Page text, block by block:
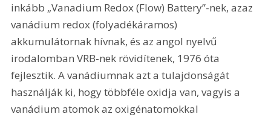
inkább „Vanadium Redox (Flow) Battery”-nek, azaz
vanádium redox (folyadékáramos)
akkumulátornak hívnak, és az angol nyelvű
irodalomban VRB-nek rövidítenek, 1976 óta
fejlesztik. A vanádiumnak azt a tulajdonságát
használják ki, hogy többféle oxidja van, vagyis a
vanádium atomok az oxigénatomokkal